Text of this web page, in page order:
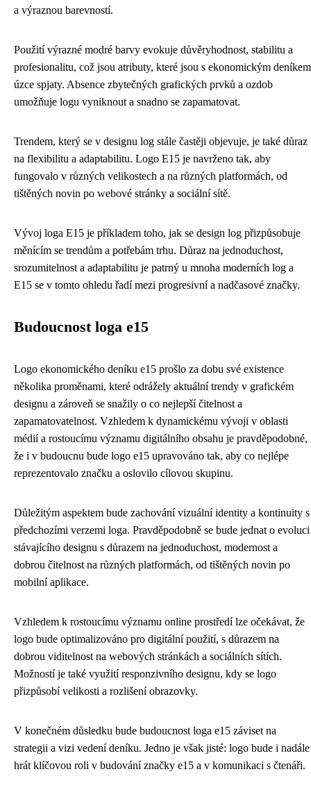
a výraznou barevností.
Použití výrazné modré barvy evokuje důvěryhodnost, stabilitu a
profesionalitu, což jsou atributy, které jsou s ekonomickým deníkem
úzce spjaty. Absence zbytečných grafických prvků a ozdob
umožňuje logu vyniknout a snadno se zapamatovat.
Trendem, který se v designu log stále častěji objevuje, je také důraz
na flexibilitu a adaptabilitu. Logo E15 je navrženo tak, aby
fungovalo v různých velikostech a na různých platformách, od
tištěných novin po webové stránky a sociální sítě.
Vývoj loga E15 je příkladem toho, jak se design log přizpůsobuje
měnícím se trendům a potřebám trhu. Důraz na jednoduchost,
srozumitelnost a adaptabilitu je patrný u mnoha moderních log a
E15 se v tomto ohledu řadí mezi progresivní a nadčasové značky.
Budoucnost loga e15
Logo ekonomického deníku e15 prošlo za dobu své existence
několika proměnami, které odrážely aktuální trendy v grafickém
designu a zároveň se snažily o co nejlepší čitelnost a
zapamatovatelnost. Vzhledem k dynamickému vývoji v oblasti
médií a rostoucímu významu digitálního obsahu je pravděpodobné,
že i v budoucnu bude logo e15 upravováno tak, aby co nejlépe
reprezentovalo značku a oslovilo cílovou skupinu.
Důležitým aspektem bude zachování vizuální identity a kontinuity s
předchozími verzemi loga. Pravděpodobně se bude jednat o evoluci
stávajícího designu s důrazem na jednoduchost, modernost a
dobrou čitelnost na různých platformách, od tištěných novin po
mobilní aplikace.
Vzhledem k rostoucímu významu online prostředí lze očekávat, že
logo bude optimalizováno pro digitální použití, s důrazem na
dobrou viditelnost na webových stránkách a sociálních sítích.
Možností je také využití responzivního designu, kdy se logo
přizpůsobí velikosti a rozlišení obrazovky.
V konečném důsledku bude budoucnost loga e15 záviset na
strategii a vizi vedení deníku. Jedno je však jisté: logo bude i nadále
hrát klíčovou roli v budování značky e15 a v komunikaci s čtenáři.